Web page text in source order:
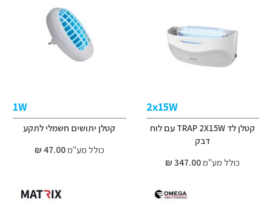
2x15W
קטלן לד TRAP 2X15W עם לוח
דבק
כולל מע"מ347.00 ₪
1W
קטלן יתושים חשמלי לתקע
כולל מע"מ47.00 ₪